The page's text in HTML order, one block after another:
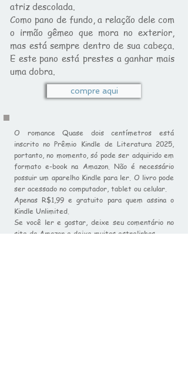
atriz descolada.
Como pano de fundo, a relação dele com
o irmão gêmeo que mora no exterior,
mas está sempre dentro de sua cabeça.
E este pano está prestes a ganhar mais
uma dobra.
compre aqui
O romance Quase dois centímetros está
inscrito no Prêmio Kindle de Literatura 2025,
portanto, no momento, só pode ser adquirido em
formato e-book na Amazon. Não é necessário
possuir um aparelho Kindle para ler. O livro pode
ser acessado no computador, tablet ou celular.
Apenas R$1,99 e gratuito para quem assina o
Kindle Unlimited.
Se você ler e gostar, deixe seu comentário no
site da Amazon e deixe muitas estrelinhas.